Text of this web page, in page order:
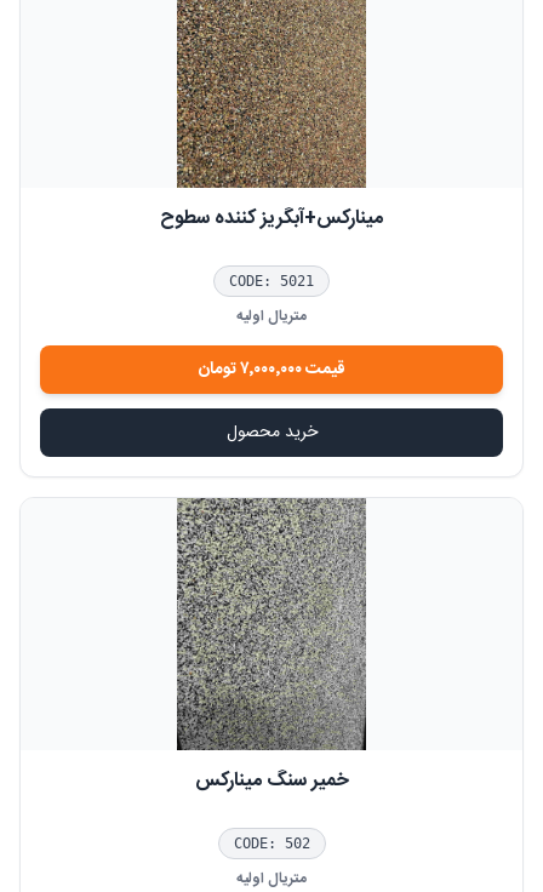
مینارکس+آبگریز کننده سطوح
CODE: 5021
متریال اولیه
قیمت۷٬۰۰۰٬۰۰۰تومان
خرید محصول
خمیر سنگ مینارکس
CODE: 502
متریال اولیه